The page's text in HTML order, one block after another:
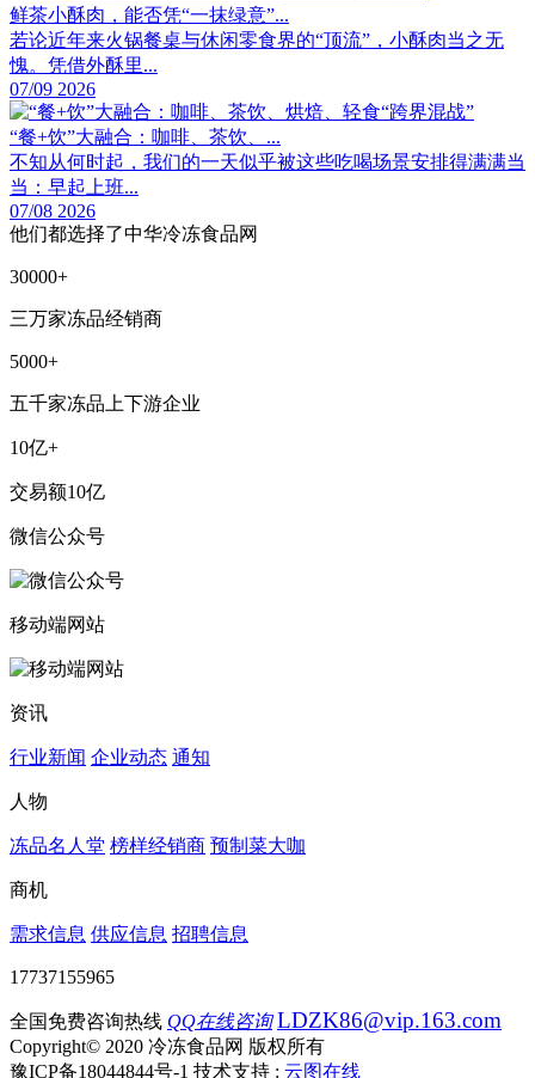
鲜茶小酥肉，能否凭“一抹绿意”...
若论近年来火锅餐桌与休闲零食界的“顶流”，小酥肉当之无
愧。凭借外酥里...
07/09 2026
“餐+饮”大融合：咖啡、茶饮、...
不知从何时起，我们的一天似乎被这些吃喝场景安排得满满当
当：早起上班...
07/08 2026
他们都选择了中华冷冻食品网
30000+
三万家冻品经销商
5000+
五千家冻品上下游企业
10亿+
交易额10亿
微信公众号
移动端网站
资讯
行业新闻 企业动态 通知
人物
冻品名人堂 榜样经销商 预制菜大咖
商机
需求信息 供应信息 招聘信息
17737155965
全国免费咨询热线 QQ在线咨询 LDZK86@vip.163.com
Copyright© 2020 冷冻食品网 版权所有
豫ICP备18044844号-1 技术支持 : 云图在线